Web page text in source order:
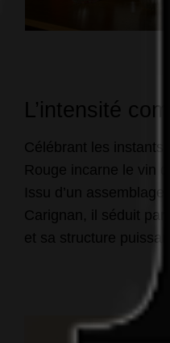
L’intensité
Célébrant les instants
Rouge incarne le vin
Issu d’un
Carignan, il séduit
et sa structure